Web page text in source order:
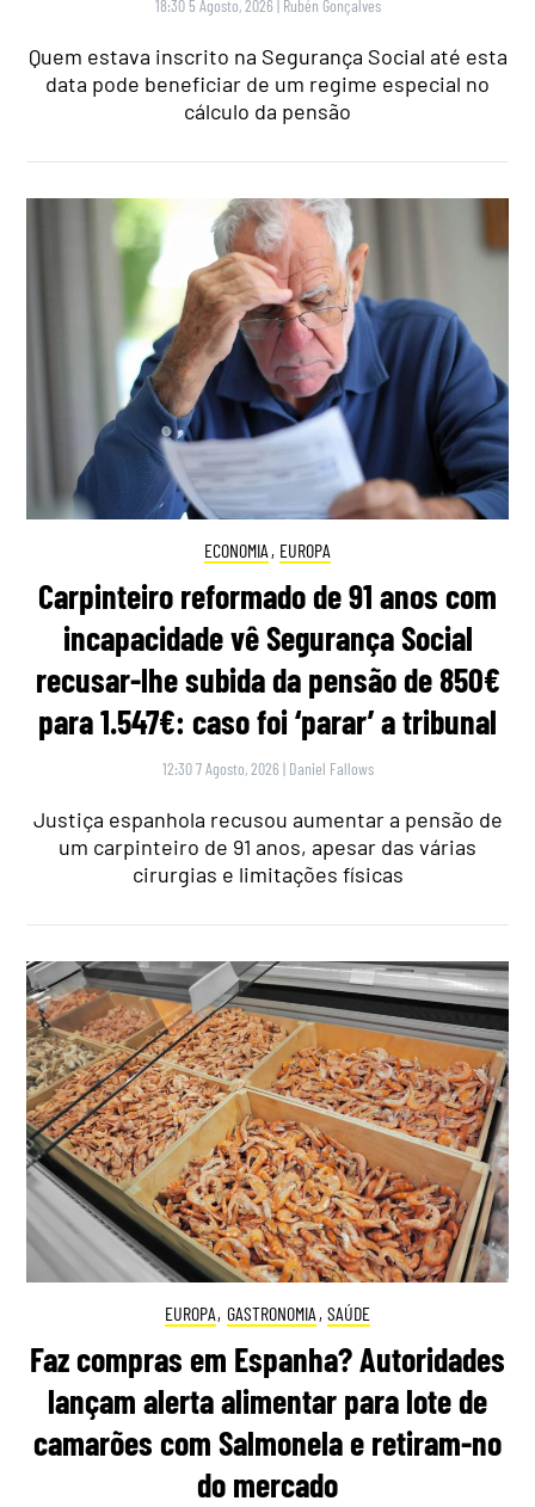
18:30 5 Agosto, 2026 Rubén Gonçalves
Quem estava inscrito na Segurança Social até esta
data pode beneficiar de um regime especial no
cálculo da pensão
ECONOMIA , EUROPA
Carpinteiro reformado de 91 anos com
incapacidade vê Segurança Social
recusar-lhe subida da pensão de 850€
para 1.547€: caso foi ‘parar’ a tribunal
12:30 7 Agosto, 2026 | Daniel Fallows
Justiça espanhola recusou aumentar a pensão de
um carpinteiro de 91 anos, apesar das várias
cirurgias e limitações físicas
EUROPA, GASTRONOMIA , SAÚDE
Faz compras em Espanha? Autoridades
lançam alerta alimentar para lote de
camarões com Salmonela e retiram-no
do mercado